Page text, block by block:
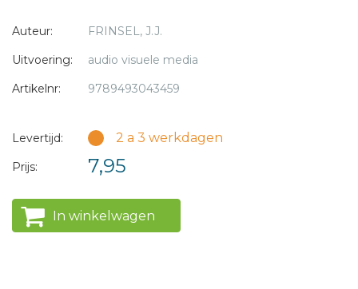
Auteur:
FRINSEL, J.J.
Uitvoering:
audio visuele media
Artikelnr:
9789493043459
Levertijd: 2 a 3 werkdagen
Prijs: 7,95
In winkelwagen